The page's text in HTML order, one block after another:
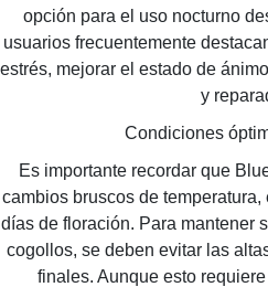
opción para el uso nocturno
usuarios frecuentemente
estrés, mejorar el estado de
y
Condiciones
Es importante recordar que
cambios bruscos de
días de floración. Para mantener
cogollos, se deben evitar las
finales. Aunque esto